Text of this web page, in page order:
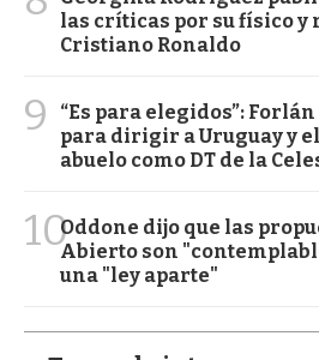
las críticas por su físico y
Cristiano Ronaldo
9
“Es para elegidos”:
para dirigir a Uruguay y
abuelo como DT de la
10Oddone dijo que las
Abierto son
una "ley aparte"